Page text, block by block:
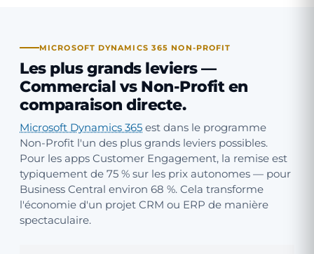
MICROSOFT DYNAMICS 365 NON-PROFIT
Les plus grands leviers —
Commercial vs Non-Profit en
comparaison directe.
Microsoft Dynamics 365 est dans le programme
Non-Profit l'un des plus grands leviers possibles.
Pour les apps Customer Engagement, la remise est
typiquement de 75 % sur les prix autonomes — pour
Business Central environ 68 %. Cela transforme
l'économie d'un projet CRM ou ERP de manière
spectaculaire.